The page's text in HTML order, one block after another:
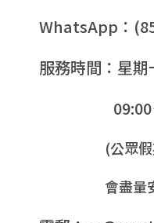
WhatsApp：
服務時間：星期
09:00－
(公眾假期休
會盡量安